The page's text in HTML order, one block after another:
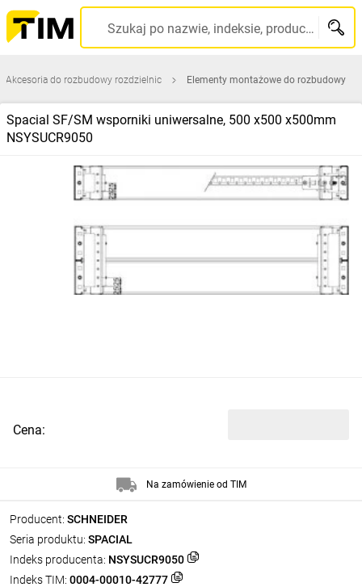
Szukaj po nazwie, indeksie, producencie, kodzie kreskowym...
Akcesoria do rozbudowy rozdzielnic Elementy montażowe do rozbudowy
Spacial SF/SM wsporniki uniwersalne, 500 x500 x500mm
NSYSUCR9050
Producent: SCHNEIDER
Seria produktu: SPACIAL
Indeks producenta: NSYSUCR9050
Indeks TIM: 0004-00010-42777
Cena:
Na zamówienie od TIM